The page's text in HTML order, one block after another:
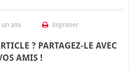
ami Imprimer
? PARTAGEZ-LE AVEC
AMIS !